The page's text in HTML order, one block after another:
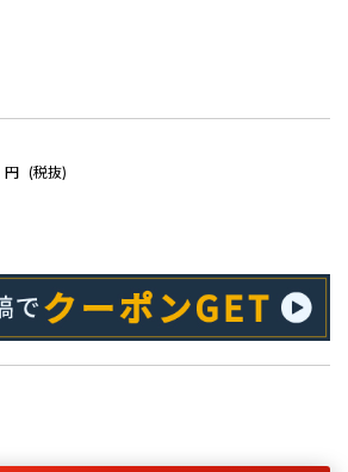
円 (税抜)